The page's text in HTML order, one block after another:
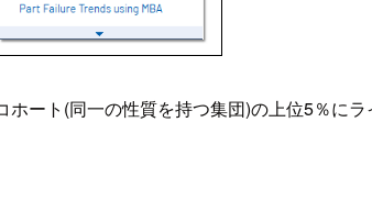
ート(同一の性質を持つ集団)の上位5％に